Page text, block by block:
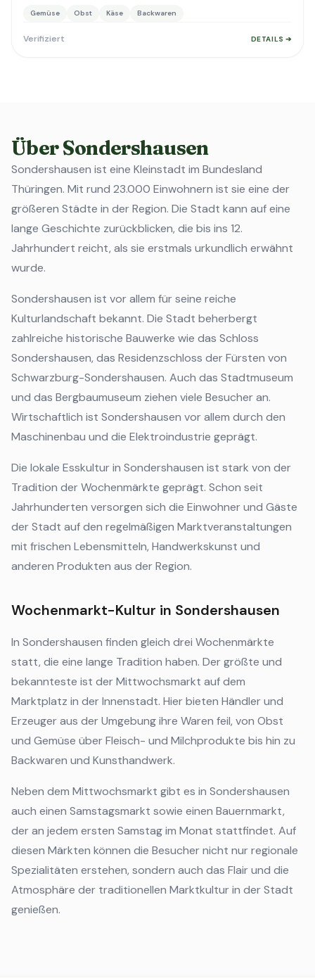
Gemüse Obst Käse Backwaren
Verifiziert DETAILS ➔
Über Sondershausen
Sondershausen ist eine Kleinstadt im Bundesland
Thüringen. Mit rund 23.000 Einwohnern ist sie eine der
größeren Städte in der Region. Die Stadt kann auf eine
lange Geschichte zurückblicken, die bis ins 12.
Jahrhundert reicht, als sie erstmals urkundlich erwähnt
wurde.
Sondershausen ist vor allem für seine reiche
Kulturlandschaft bekannt. Die Stadt beherbergt
zahlreiche historische Bauwerke wie das Schloss
Sondershausen, das Residenzschloss der Fürsten von
Schwarzburg-Sondershausen. Auch das Stadtmuseum
und das Bergbaumuseum ziehen viele Besucher an.
Wirtschaftlich ist Sondershausen vor allem durch den
Maschinenbau und die Elektroindustrie geprägt.
Die lokale Esskultur in Sondershausen ist stark von der
Tradition der Wochenmärkte geprägt. Schon seit
Jahrhunderten versorgen sich die Einwohner und Gäste
der Stadt auf den regelmäßigen Marktveranstaltungen
mit frischen Lebensmitteln, Handwerkskunst und
anderen Produkten aus der Region.
Wochenmarkt-Kultur in Sondershausen
In Sondershausen finden gleich drei Wochenmärkte
statt, die eine lange Tradition haben. Der größte und
bekannteste ist der Mittwochsmarkt auf dem
Marktplatz in der Innenstadt. Hier bieten Händler und
Erzeuger aus der Umgebung ihre Waren feil, von Obst
und Gemüse über Fleisch- und Milchprodukte bis hin zu
Backwaren und Kunsthandwerk.
Neben dem Mittwochsmarkt gibt es in Sondershausen
auch einen Samstagsmarkt sowie einen Bauernmarkt,
der an jedem ersten Samstag im Monat stattfindet. Auf
diesen Märkten können die Besucher nicht nur regionale
Spezialitäten erstehen, sondern auch das Flair und die
Atmosphäre der traditionellen Marktkultur in der Stadt
genießen.